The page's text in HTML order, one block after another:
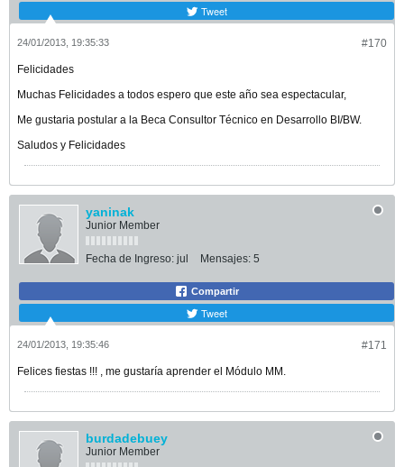
Tweet
#170
24/01/2013, 19:35:33
Felicidades
Muchas Felicidades a todos espero que este año sea espectacular,
Me gustaria postular a la Beca Consultor Técnico en Desarrollo BI/BW.
Saludos y Felicidades
yaninak
Junior Member
Fecha de Ingreso: jul Mensajes: 5
Compartir
Tweet
#171
24/01/2013, 19:35:46
Felices fiestas !!! , me gustaría aprender el Módulo MM.
burdadebuey
Junior Member